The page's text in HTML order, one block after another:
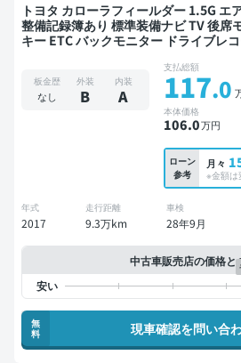
トヨタ カローラフィールダー 1.5G エアロ
整備記録簿あり 標準装備ナビ TV 後席
キー ETC バックモニター ドライブレ
板金歴
なし
外装
B
内装
A
支払総額
117.0
本体価格
106.0万円
ローン
参考
月々
※金額は
年式
2017
走行距離
9.3万km
車検
28年9月
中古車販売店の価格と
無
料
現車確認を問い合